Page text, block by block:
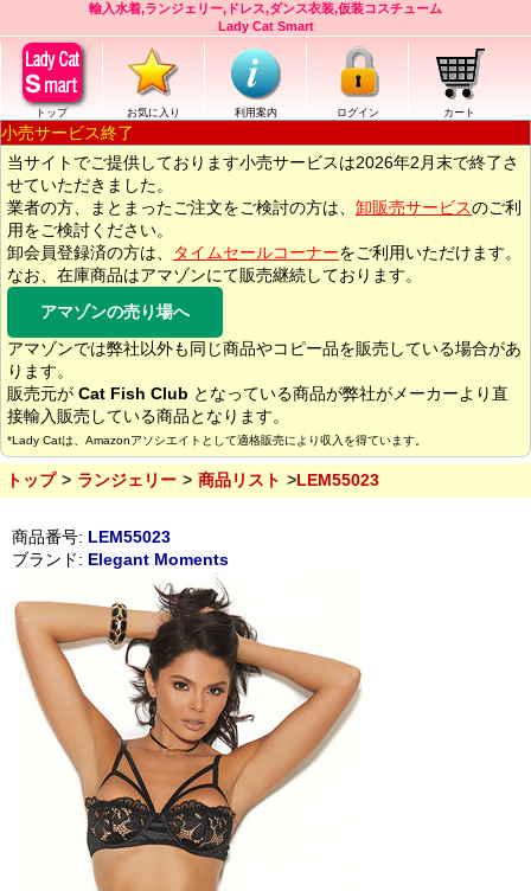
輸入水着,ランジェリー,ドレス,ダンス衣装,仮装コスチューム
Lady Cat Smart
トップ お気に入り 利用案内 ログイン カート
小売サービス終了
当サイトでご提供しております小売サービスは2026年2月末で終了さ
せていただきました。
業者の方、まとまったご注文をご検討の方は、 卸販売サービスのご利
用をご検討ください。
卸会員登録済の方は、
タイムセールコーナーをご利用いただけます。
なお、在庫商品はアマゾンにて販売継続しております。
アマゾンの売り場へ
アマゾンでは弊社以外も同じ商品やコピー品を販売している場合があ
ります。
販売元が Cat Fish Club となっている商品が弊社がメーカーより直
接輸入販売している商品となります。
*Lady Catは、Amazonアソシエイトとして適格販売により収入を得ています。
トップ ランジェリー 商品リスト LEM55023
商品番号: LEM55023
ブランド: Elegant Moments